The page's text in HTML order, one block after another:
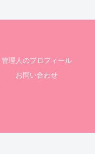
管理人のプロフィール
お問い合わせ